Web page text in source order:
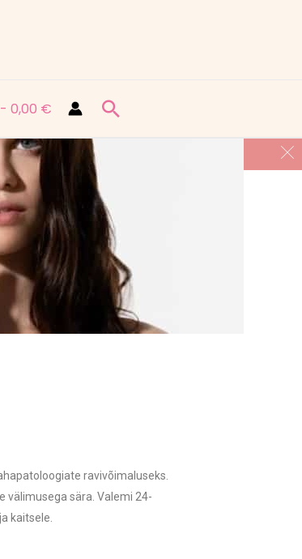
0,00 €
ravivõimaluseks.
välimusega sära. Valemi 24-
kaitsele.